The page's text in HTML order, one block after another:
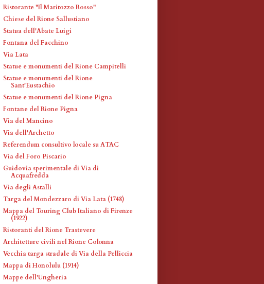
Ristorante "Il Maritozzo Rosso"
Chiese del Rione Sallustiano
Statua dell'Abate Luigi
Fontana del Facchino
Via Lata
Statue e monumenti del Rione Campitelli
Statue e monumenti del Rione
Sant'Eustachio
Statue e monumenti del Rione Pigna
Fontane del Rione Pigna
Via del Mancino
Via dell'Archetto
Referendum consultivo locale su ATAC
Via del Foro Piscario
Guidovia sperimentale di Via di
Acquafredda
Via degli Astalli
Targa del Mondezzaro di Via Lata (1748)
Mappa del Touring Club Italiano di Firenze
(1922)
Ristoranti del Rione Trastevere
Architetture civili nel Rione Colonna
Vecchia targa stradale di Via della Pelliccia
Mappa di Honolulu (1914)
Mappe dell'Ungheria